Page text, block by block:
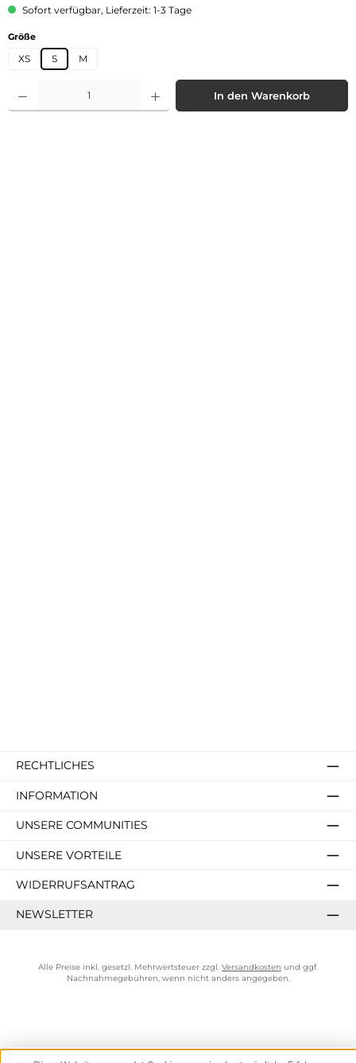
Sofort verfügbar, Lieferzeit: 1-3 Tage
Größeauswählen
XS S M
Produkt Anzahl: Gib den gewünschten Wert ein oder benutze die
In den Warenkorb
RECHTLICHES
INFORMATION
UNSERE COMMUNITIES
UNSERE VORTEILE
WIDERRUFSANTRAG
NEWSLETTER
Alle Preise inkl. gesetzl. Mehrwertsteuer zzgl. Versandkosten und ggf.
Nachnahmegebühren, wenn nicht anders angegeben.